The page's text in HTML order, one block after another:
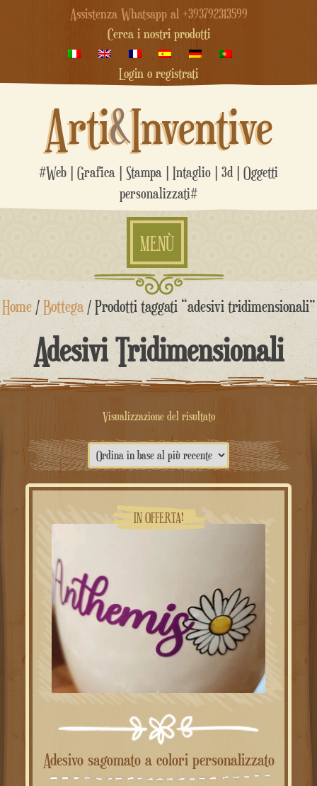
Assistenza Whatsapp al +393792313599
Cerca i nostri prodotti
Login o registrati
Arti&Inventive
#Web | Grafica | Stampa | Intaglio | 3d | Oggetti
personalizzati#
MENÙ
Salta
alHome/Bottega/ Prodotti taggati “adesivi tridimensionali”
Adesivi Tridimensionali
Visualizzazione del risultato
IN OFFERTA!
Adesivo sagomato a colori personalizzato